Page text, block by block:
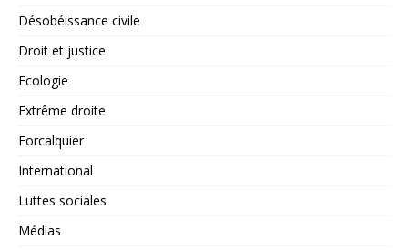
Désobéissance civile
Droit et justice
Ecologie
Extrême droite
Forcalquier
International
Luttes sociales
Médias